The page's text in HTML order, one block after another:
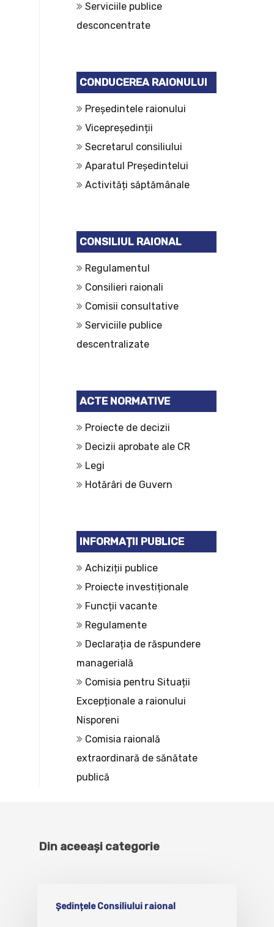
Serviciile publice
desconcentrate
CONDUCEREA RAIONULUI
Președintele raionului
Vicepreședinții
Secretarul consiliului
Aparatul Președintelui
Activități săptămânale
CONSILIUL RAIONAL
Regulamentul
Consilieri raionali
Comisii consultative
Serviciile publice
descentralizate
ACTE NORMATIVE
Proiecte de decizii
Decizii aprobate ale CR
Legi
Hotărâri de Guvern
INFORMAȚII PUBLICE
Achiziții publice
Proiecte investiționale
Funcții vacante
Regulamente
Declarația de răspundere
managerială
Comisia pentru Situații
Excepționale a raionului
Nisporeni
Comisia raională
extraordinară de sănătate
publică
Din aceeași categorie
Ședințele Consiliului raional